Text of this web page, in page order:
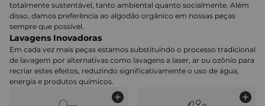
totalmente sustentável, tanto ambiental quanto socialmente. Além
disso, damos preferência ao algodão orgânico em nossas peças
sempre que possível.
Lavagens Inovadoras
Em cada vez mais peças estamos substituindo o processo tradicional
de lavagem por alternativas como lavagens a laser, ar ou ozônio para
recriar estes efeitos, reduzindo significativamente o uso de água,
energia e produtos químicos.